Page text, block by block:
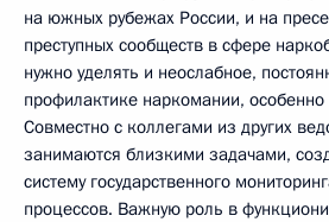
на южных рубежах России, и на
преступных сообществ в сфере
нужно уделять и неослабное,
профилактике наркомании,
Совместно с коллегами из других
занимаются близкими задачами,
систему государственного
процессов. Важную роль в